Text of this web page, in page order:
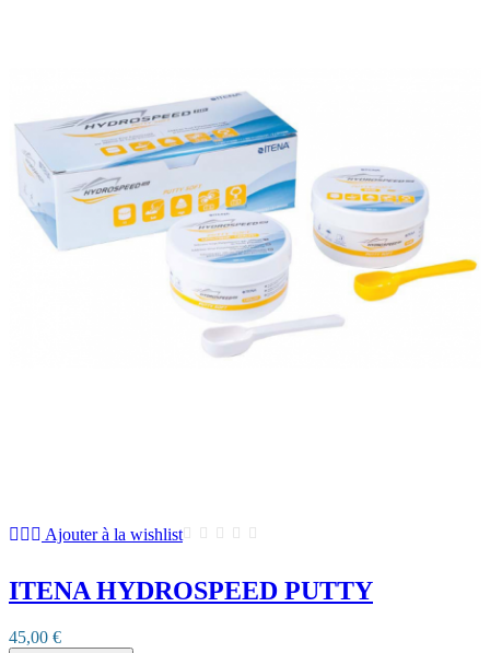
Ajouter à la wishlist
ITENA HYDROSPEED PUTTY
45,00 €